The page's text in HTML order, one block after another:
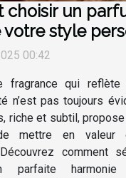
choisir un
style
00:42
fragrance qui reflète
n’est pas toujours
riche et subtil,
mettre en valeur
comment
parfaite